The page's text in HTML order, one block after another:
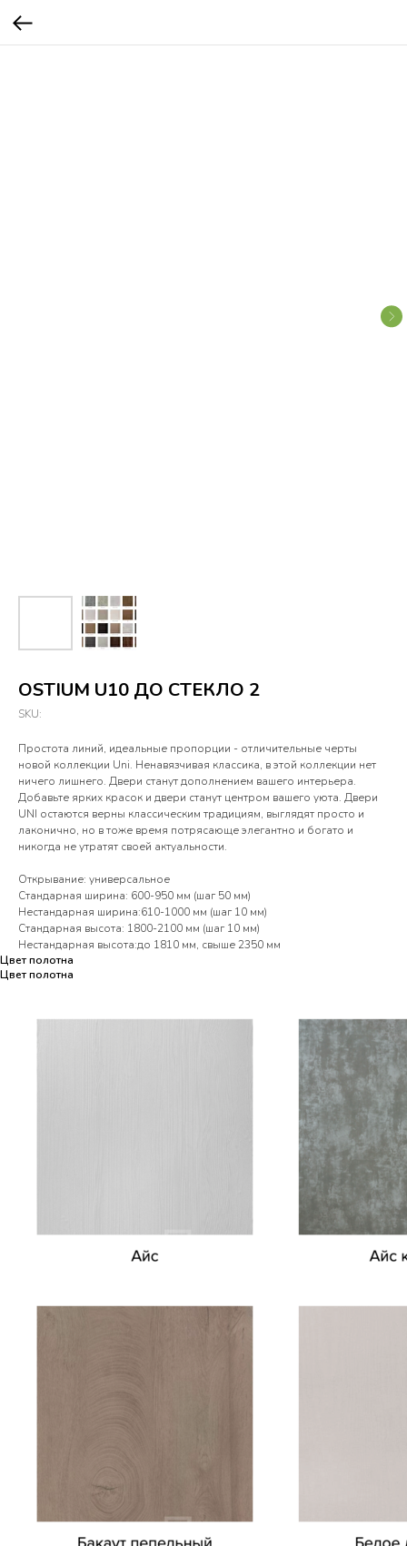
OSTIUM U10 ДО СТЕКЛО 2
SKU:
Простота линий, идеальные пропорции - отличительные черты
новой коллекции Uni. Ненавязчивая классика, в этой коллекции нет
ничего лишнего. Двери станут дополнением вашего интерьера.
Добавьте ярких красок и двери станут центром вашего уюта. Двери
UNI остаются верны классическим традициям, выглядят просто и
лаконично, но в тоже время потрясающе элегантно и богато и
никогда не утратят своей актуальности.
Открывание: универсальное
Стандарная ширина: 600-950 мм (шаг 50 мм)
Нестандарная ширина:610-1000 мм (шаг 10 мм)
Стандарная высота: 1800-2100 мм (шаг 10 мм)
Нестандарная высота:до 1810 мм, свыше 2350 мм
Цвет полотна
Цвет полотна